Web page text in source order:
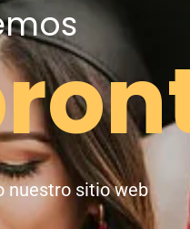
nuestro sitio web